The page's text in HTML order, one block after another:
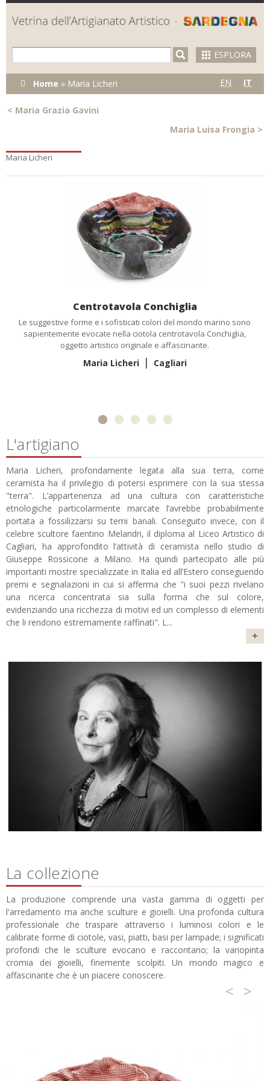
Skip to
main
content
ESPLORA
Tu sei qui
Home » Maria Licheri EN IT
< Maria Grazia Gavini
Maria Luisa Frongia >
Maria Licheri
Centrotavola Conchiglia
Le suggestive forme e i sofisticati colori del mondo marino sono
sapientemente evocate nella ciotola centrotavola Conchiglia,
oggetto artistico originale e affascinante.
Maria Licheri | Cagliari
L'artigiano
Maria Licheri, profondamente legata alla sua terra, come
ceramista ha il privilegio di potersi esprimere con la sua stessa
"terra". L’appartenenza ad una cultura con caratteristiche
etnologiche particolarmente marcate l’avrebbe probabilmente
portata a fossilizzarsi su temi banali. Conseguito invece, con il
celebre scultore faentino Melandri, il diploma al Liceo Artistico di
Cagliari, ha approfondito l’attività di ceramista nello studio di
Giuseppe Rossicone a Milano. Ha quindi partecipato alle più
importanti mostre specializzate in Italia ed all’Estero conseguendo
premi e segnalazioni in cui si afferma che "i suoi pezzi rivelano
una ricerca concentrata sia sulla forma che sul colore,
evidenziando una ricchezza di motivi ed un complesso di elementi
che li rendono estremamente raffinati". L...
+
La collezione
La produzione comprende una vasta gamma di oggetti per
l'arredamento ma anche sculture e gioielli. Una profonda cultura
professionale che traspare attraverso i luminosi colori e le
calibrate forme di ciotole, vasi, piatti, basi per lampade; i significati
profondi che le sculture evocano e raccontano; la variopinta
cromia dei gioielli, finemente scolpiti. Un mondo magico e
affascinante che è un piacere conoscere.
< >